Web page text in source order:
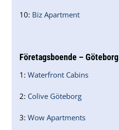
10: Biz Apartment
Företagsboende – Göteborg
1: Waterfront Cabins
2: Colive Göteborg
3: Wow Apartments